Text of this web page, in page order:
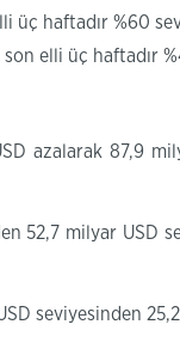
üç haftadır %60
son elli üç haftadır
azalarak 87,9
52,7 milyar USD
seviyesinden